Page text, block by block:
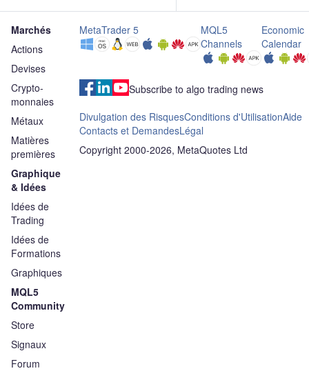
Marchés
Actions
Devises
Crypto-
monnaies
Métaux
Matières
premières
Graphique
& Idées
Idées de
Trading
Idées de
Formations
Graphiques
MQL5
Community
Store
Signaux
Forum
MetaTrader 5
MQL5
Channels
Economic
Calendar
Subscribe to algo trading news
Divulgation des RisquesConditions d'UtilisationAide
Contacts et DemandesLégal
Copyright 2000-2026, MetaQuotes Ltd